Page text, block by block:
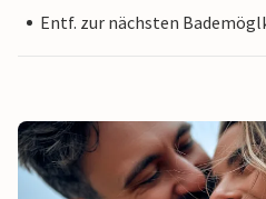
Entf. zur nächsten